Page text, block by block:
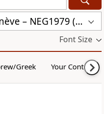
Nouvelle Edition de Genève – NEG1979 (NEG1979)
Font Size
Greek Your Content